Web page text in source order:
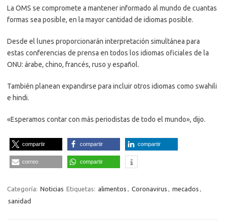
La OMS se compromete a mantener informado al mundo de cuantas
formas sea posible, en la mayor cantidad de idiomas posible.
Desde el lunes proporcionarán interpretación simultánea para
estas conferencias de prensa en todos los idiomas oficiales de la
ONU: árabe, chino, francés, ruso y español.
También planean expandirse para incluir otros idiomas como swahili
e hindi.
«Esperamos contar con más periodistas de todo el mundo», dijo.
compartir compartir compartir
correo compartir
Categoría: Noticias Etiquetas: alimentos Coronavirus mecados
sanidad